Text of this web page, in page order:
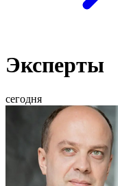
Эксперты
сегодня